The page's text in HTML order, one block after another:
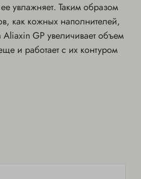
увлажняет. Таким образом
как кожных наполнителей,
GP увеличивает объем
и работает с их контуром